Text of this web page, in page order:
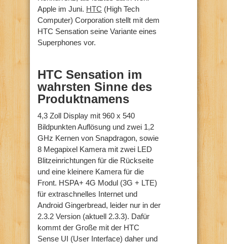
Apple im Juni. HTC (High Tech
Computer) Corporation stellt mit dem
HTC Sensation seine Variante eines
Superphones vor.
HTC Sensation im
wahrsten Sinne des
Produktnamens
4,3 Zoll Display mit 960 x 540
Bildpunkten Auflösung und zwei 1,2
GHz Kernen von Snapdragon, sowie
8 Megapixel Kamera mit zwei LED
Blitzeinrichtungen für die Rückseite
und eine kleinere Kamera für die
Front. HSPA+ 4G Modul (3G + LTE)
für extraschnelles Internet und
Android Gingerbread, leider nur in der
2.3.2 Version (aktuell 2.3.3). Dafür
kommt der Große mit der HTC
Sense UI (User Interface) daher und